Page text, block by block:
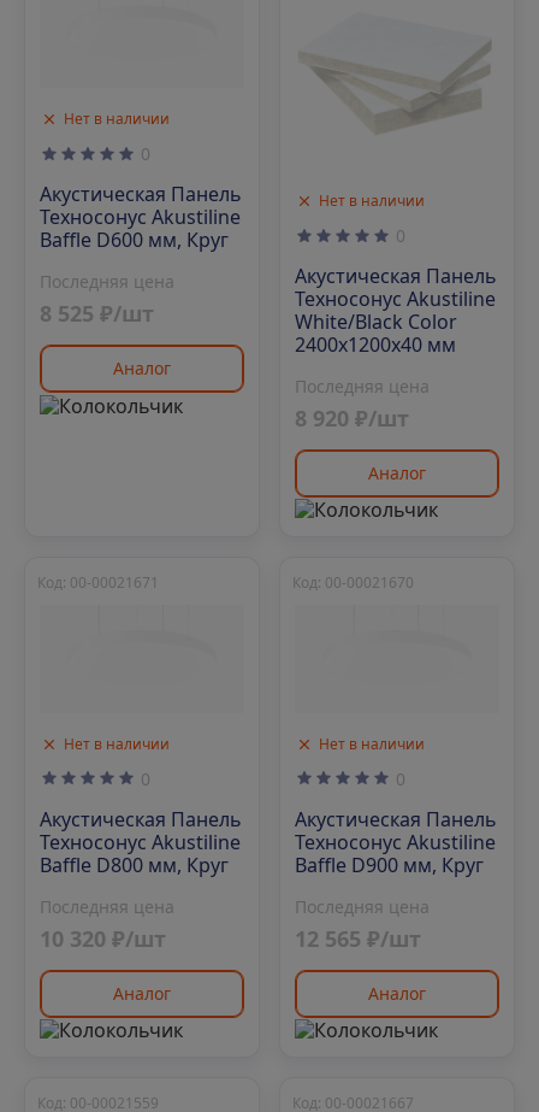
Нет в наличии
0
Акустическая Панель
Техносонус Akustiline
Baffle D600 мм, Круг
Последняя цена
8 525 ₽/шт
Аналог
Нет в наличии
0
Акустическая Панель
Техносонус Akustiline
White/Black Color
2400х1200х40 мм
Последняя цена
8 920 ₽/шт
Аналог
Нет в наличии
Код: 00-00021671
0
Акустическая Панель
Техносонус Akustiline
Baffle D800 мм, Круг
Последняя цена
10 320 ₽/шт
Аналог
Нет в наличии
Код: 00-00021670
0
Акустическая Панель
Техносонус Akustiline
Baffle D900 мм, Круг
Последняя цена
12 565 ₽/шт
Аналог
Код: 00-00021559 Код: 00-00021667